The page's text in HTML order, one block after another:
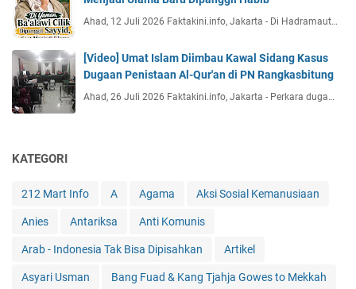
Ahad, 12 Juli 2026 Faktakini.info, Jakarta - Di Hadramaut…
[Video] Umat Islam Diimbau Kawal Sidang Kasus
Dugaan Penistaan Al-Qur'an di PN Rangkasbitung
Ahad, 26 Juli 2026 Faktakini.info, Jakarta - Perkara duga…
KATEGORI
212 Mart Info A Agama Aksi Sosial Kemanusiaan
Anies Antariksa Anti Komunis
Arab - Indonesia Tak Bisa Dipisahkan Artikel
Asyari Usman Bang Fuad & Kang Tjahja Gowes to Mekkah